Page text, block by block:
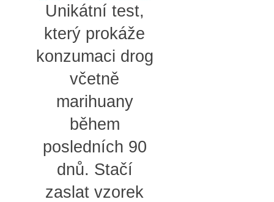
Unikátní test,
který prokáže
konzumaci drog
včetně
marihuany
během
posledních 90
dnů. Stačí
zaslat vzorek